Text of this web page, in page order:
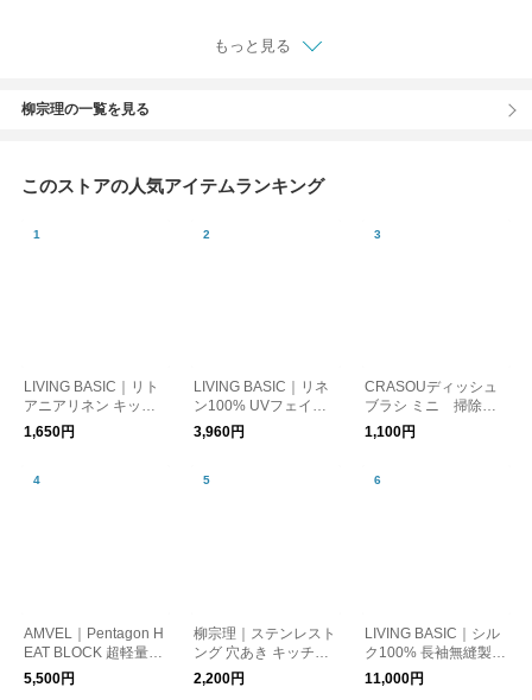
もっと見る
柳宗理の一覧を見る
このストアの人気アイテムランキング
LIVING BASIC｜リト
アニアリネン キッチ
ンクロス 生活雑貨
1,650円
LIVING BASIC｜リネ
ン100% UVフェイス
カバー 日よけ 紫外線
対策 マスク
3,960円
CRASOUディッシュ
ブラシ ミニ 掃除用
品 日本製
1,100円
AMVEL｜Pentagon H
EAT BLOCK 超軽量の
晴雨兼用傘 日傘 折り
たたみ傘 レイングッ
5,500円
柳宗理｜ステンレスト
ング 穴あき キッチン
用品 日本製
2,200円
LIVING BASIC｜シル
ク100% 長袖無縫製ニ
ット / シルク100% 裾
リブ腹巻ニットパン
11,000円